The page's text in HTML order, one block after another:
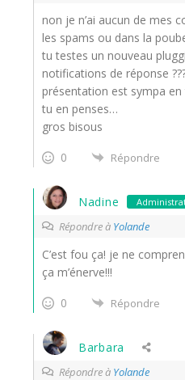
non je n’ai aucun de mes
les spams ou dans la
tu testes un nouveau
notifications de réponse
présentation est sympa
tu en penses…
gros bisous
0
Répondre
Nadine
Répondre à Yolande
C’est fou ça! je ne
ça m’énerve!!!
0
Répondre
Barbara
Répondre à Yolande